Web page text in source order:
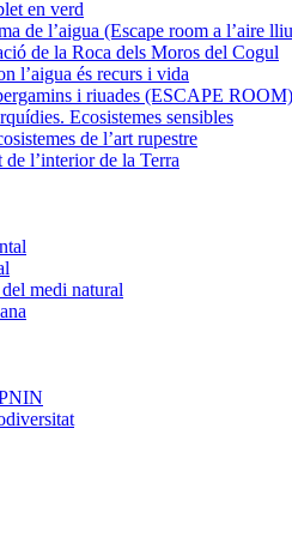
en verd
de l’aigua (Escape room a l’aire
de la Roca dels Moros del Cogul
l’aigua és recurs i vida
i riuades (ESCAPE ROOM)
Ecosistemes sensibles
de l’art rupestre
l’interior de la Terra
medi natural